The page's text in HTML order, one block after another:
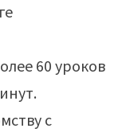
60 уроков
с